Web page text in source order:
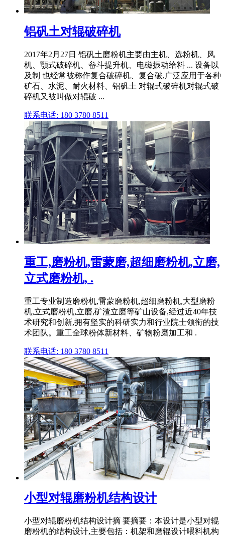
铝矾土对辊破碎机
2017年2月27日 铝矾土磨粉机主要由主机、选粉机、风
机、颚式破碎机、畚斗提升机、电磁振动给料 ... 设备以
及制 也经常被称作复合破碎机、复合破,广泛应用于各种
矿石、水泥、耐火材料、铝矾土 对辊式破碎机对辊式破
碎机又被叫做对辊破 ...
联系电话: 180 3780 8511
重工,磨粉机,雷蒙磨,超细磨粉机,立磨,
立式磨粉机, .
重工专业制造磨粉机,雷蒙磨粉机,超细磨粉机,大型磨粉
机,立式磨粉机,立磨,矿渣立磨等矿山设备,经过近40年技
术研究和创新,拥有坚实的科研实力和行业院士领衔的技
术团队。重工全球粉体新材料、矿物粉磨加工和 .
联系电话: 180 3780 8511
小型对辊磨粉机结构设计
小型对辊磨粉机结构设计摘 要摘要：本设计是小型对辊
磨粉机的结构设计,主要包括：机架和磨辊设计喂料机构